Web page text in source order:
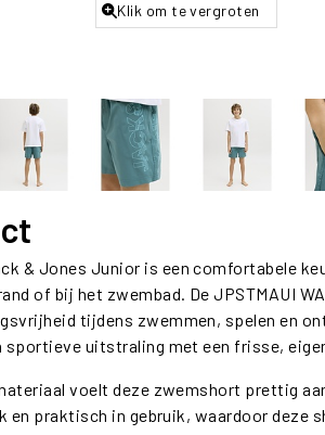
Klik om te vergroten
& Jones Junior is een comfortabele
of bij het zwembad. De JPSTMAUI
tijdens zwemmen, spelen en
sportieve uitstraling met een frisse,
voelt deze zwemshort prettig
en praktisch in gebruik, waardoor deze